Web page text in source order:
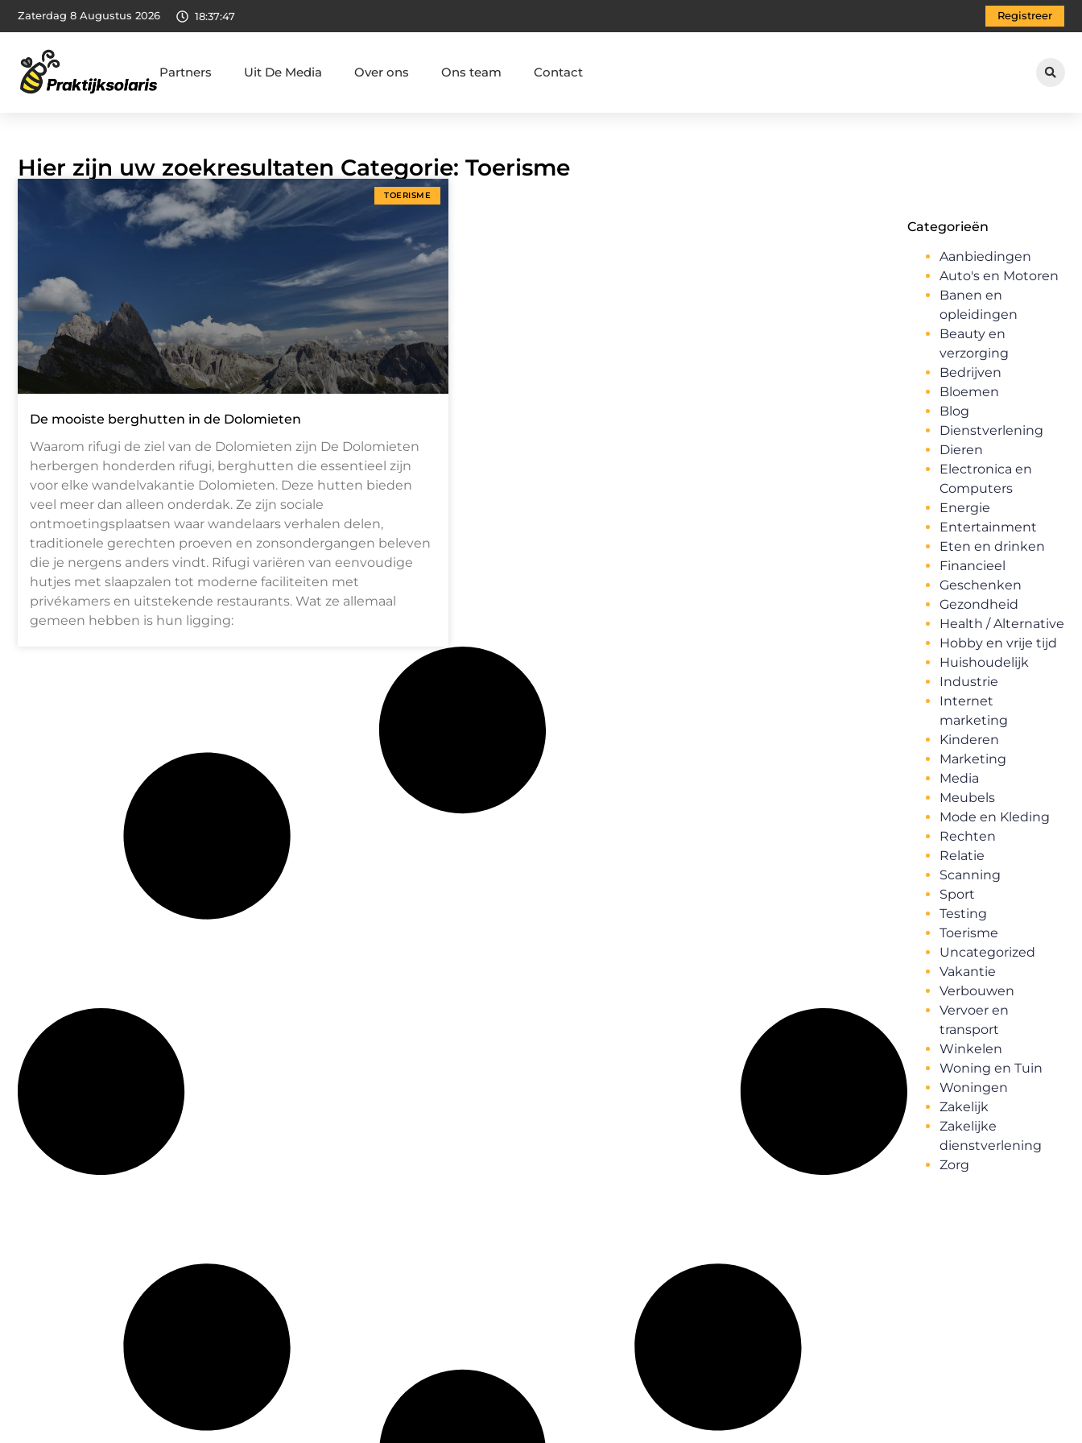
Zaterdag 8 Augustus 2026 18:37:48 Registreer
Partners Uit De Media Over ons Ons team Contact
Hier zijn uw zoekresultaten Categorie: Toerisme
TOERISME
De mooiste berghutten in de Dolomieten
Waarom rifugi de ziel van de Dolomieten zijn De Dolomieten
herbergen honderden rifugi, berghutten die essentieel zijn
voor elke wandelvakantie Dolomieten. Deze hutten bieden
veel meer dan alleen onderdak. Ze zijn sociale
ontmoetingsplaatsen waar wandelaars verhalen delen,
traditionele gerechten proeven en zonsondergangen beleven
die je nergens anders vindt. Rifugi variëren van eenvoudige
hutjes met slaapzalen tot moderne faciliteiten met
privékamers en uitstekende restaurants. Wat ze allemaal
gemeen hebben is hun ligging:
Categorieën
Aanbiedingen
Auto's en Motoren
Banen en
opleidingen
Beauty en
verzorging
Bedrijven
Bloemen
Blog
Dienstverlening
Dieren
Electronica en
Computers
Energie
Entertainment
Eten en drinken
Financieel
Geschenken
Gezondheid
Health / Alternative
Hobby en vrije tijd
Huishoudelijk
Industrie
Internet
marketing
Kinderen
Marketing
Media
Meubels
Mode en Kleding
Rechten
Relatie
Scanning
Sport
Testing
Toerisme
Uncategorized
Vakantie
Verbouwen
Vervoer en
transport
Winkelen
Woning en Tuin
Woningen
Zakelijk
Zakelijke
dienstverlening
Zorg